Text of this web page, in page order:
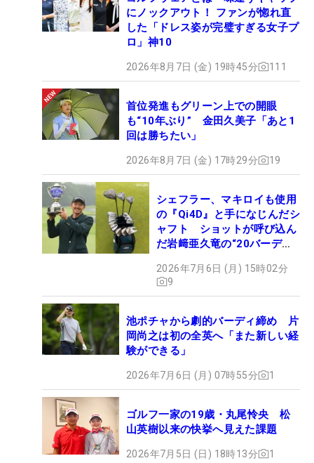
にノックアウト！ ファンが惚れ直
した「ドレス姿が完璧すぎる女子プ
ロ」神10
2026年8月7日 (金) 19時45分 111
首位発進もグリーン上での開眼
も“10年ぶり” 金田久美子「あと1
回は勝ちたい」
2026年8月7日 (金) 17時29分 19
シェフラー、マキロイも使用
の『Qi4D』と手になじんだシ
ャフト ショットが呼び込ん
だ岩﨑亜久竜の“20バーデ
2026年7月6日 (月) 15時02分
9
池ポチャから劇的バーディ締め 片
岡尚之は初の全英へ「また新しい経
験ができる」
2026年7月6日 (月) 07時55分 1
ゴルフ一家の19歳・丸尾怜央 松
山英樹以来の快挙へ見えた課題
2026年7月5日 (日) 18時13分 1